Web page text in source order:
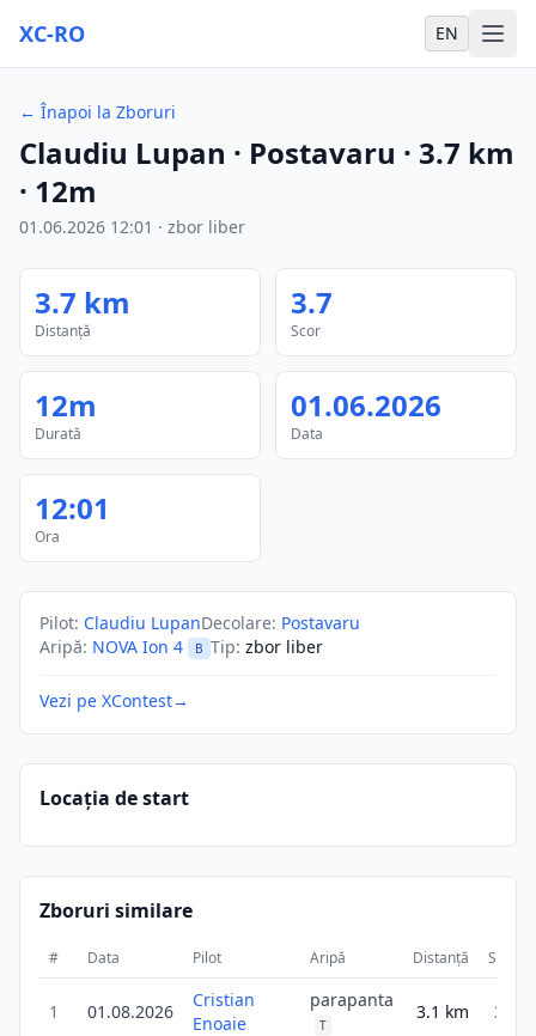
XC-RO EN
← Înapoi la Zboruri
Claudiu Lupan · Postavaru · 3.7 km
· 12m
01.06.2026 12:01 · zbor liber
3.7 km
Distanță
3.7
Scor
12m
Durată
01.06.2026
Data
12:01
Ora
Pilot: Claudiu LupanDecolare: Postavaru
Aripă: NOVA Ion 4 B Tip: zbor liber
Vezi pe XContest→
Locația de start
Zboruri similare
# Data Pilot Aripă Distanță Scor
1 01.08.2026
Cristian
Enoaie
parapanta
T
3.1 km 3.1